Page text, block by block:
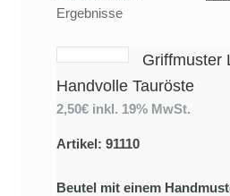
Ergebnisse
Griffmuster
Handvolle Tauröste
2,50€ inkl. 19% MwSt.
Artikel: 91110
Beutel mit einem